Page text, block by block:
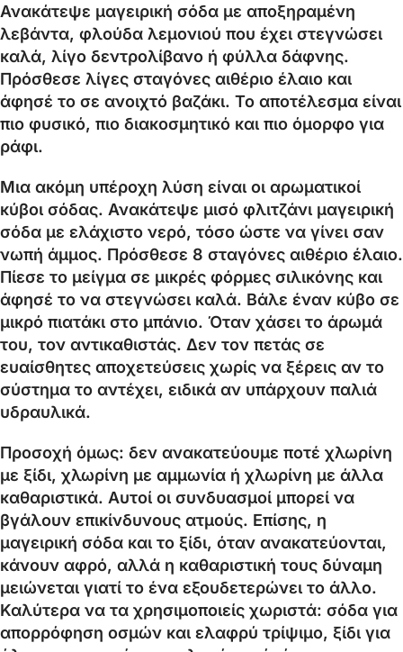
Ανακάτεψε μαγειρική σόδα με αποξηραμένη
λεβάντα, φλούδα λεμονιού που έχει στεγνώσει
καλά, λίγο δεντρολίβανο ή φύλλα δάφνης.
Πρόσθεσε λίγες σταγόνες αιθέριο έλαιο και
άφησέ το σε ανοιχτό βαζάκι. Το αποτέλεσμα είναι
πιο φυσικό, πιο διακοσμητικό και πιο όμορφο για
ράφι.
Μια ακόμη υπέροχη λύση είναι οι αρωματικοί
κύβοι σόδας. Ανακάτεψε μισό φλιτζάνι μαγειρική
σόδα με ελάχιστο νερό, τόσο ώστε να γίνει σαν
νωπή άμμος. Πρόσθεσε 8 σταγόνες αιθέριο έλαιο.
Πίεσε το μείγμα σε μικρές φόρμες σιλικόνης και
άφησέ το να στεγνώσει καλά. Βάλε έναν κύβο σε
μικρό πιατάκι στο μπάνιο. Όταν χάσει το άρωμά
του, τον αντικαθιστάς. Δεν τον πετάς σε
ευαίσθητες αποχετεύσεις χωρίς να ξέρεις αν το
σύστημα το αντέχει, ειδικά αν υπάρχουν παλιά
υδραυλικά.
Προσοχή όμως: δεν ανακατεύουμε ποτέ χλωρίνη
με ξίδι, χλωρίνη με αμμωνία ή χλωρίνη με άλλα
καθαριστικά. Αυτοί οι συνδυασμοί μπορεί να
βγάλουν επικίνδυνους ατμούς. Επίσης, η
μαγειρική σόδα και το ξίδι, όταν ανακατεύονται,
κάνουν αφρό, αλλά η καθαριστική τους δύναμη
μειώνεται γιατί το ένα εξουδετερώνει το άλλο.
Καλύτερα να τα χρησιμοποιείς χωριστά: σόδα για
απορρόφηση οσμών και ελαφρύ τρίψιμο, ξίδι για